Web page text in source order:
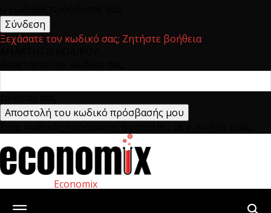
Ξεχάσατε τον κωδικό σας; Ζητήστε βοήθεια
Economix